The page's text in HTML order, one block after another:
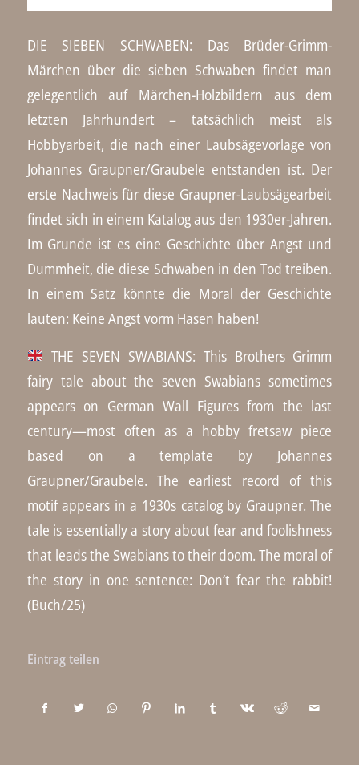
DIE SIEBEN SCHWABEN: Das Brüder-Grimm-
Märchen über die sieben Schwaben findet man
gelegentlich auf Märchen-Holzbildern aus dem
letzten Jahrhundert – tatsächlich meist als
Hobbyarbeit, die nach einer Laubsägevorlage von
Johannes Graupner/Graubele entstanden ist. Der
erste Nachweis für diese Graupner-Laubsägearbeit
findet sich in einem Katalog aus den 1930er-Jahren.
Im Grunde ist es eine Geschichte über Angst und
Dummheit, die diese Schwaben in den Tod treiben.
In einem Satz könnte die Moral der Geschichte
lauten: Keine Angst vorm Hasen haben!
THE SEVEN SWABIANS: This Brothers Grimm
fairy tale about the seven Swabians sometimes
appears on German Wall Figures from the last
century—most often as a hobby fretsaw piece
based on a template by Johannes
Graupner/Graubele. The earliest record of this
motif appears in a 1930s catalog by Graupner. The
tale is essentially a story about fear and foolishness
that leads the Swabians to their doom. The moral of
the story in one sentence: Don’t fear the rabbit!
(Buch/25)
Eintrag teilen